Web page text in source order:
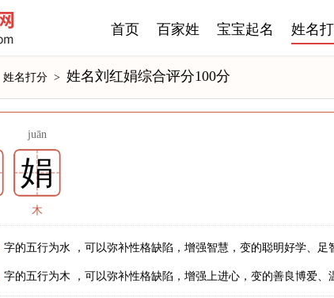
首页 百家姓 宝宝起名 姓名
姓名打分 > 姓名刘红娟综合评分100分
juān
娟
木
字的五行为水 ，可以弥补性格缺陷，增强智慧，变的聪明好学、足
字的五行为木 ，可以弥补性格缺陷，增强上进心，变的善良博爱、